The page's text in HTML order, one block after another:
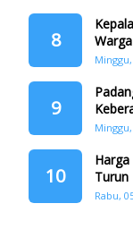
8
9
di
10
Turun
Rabu,